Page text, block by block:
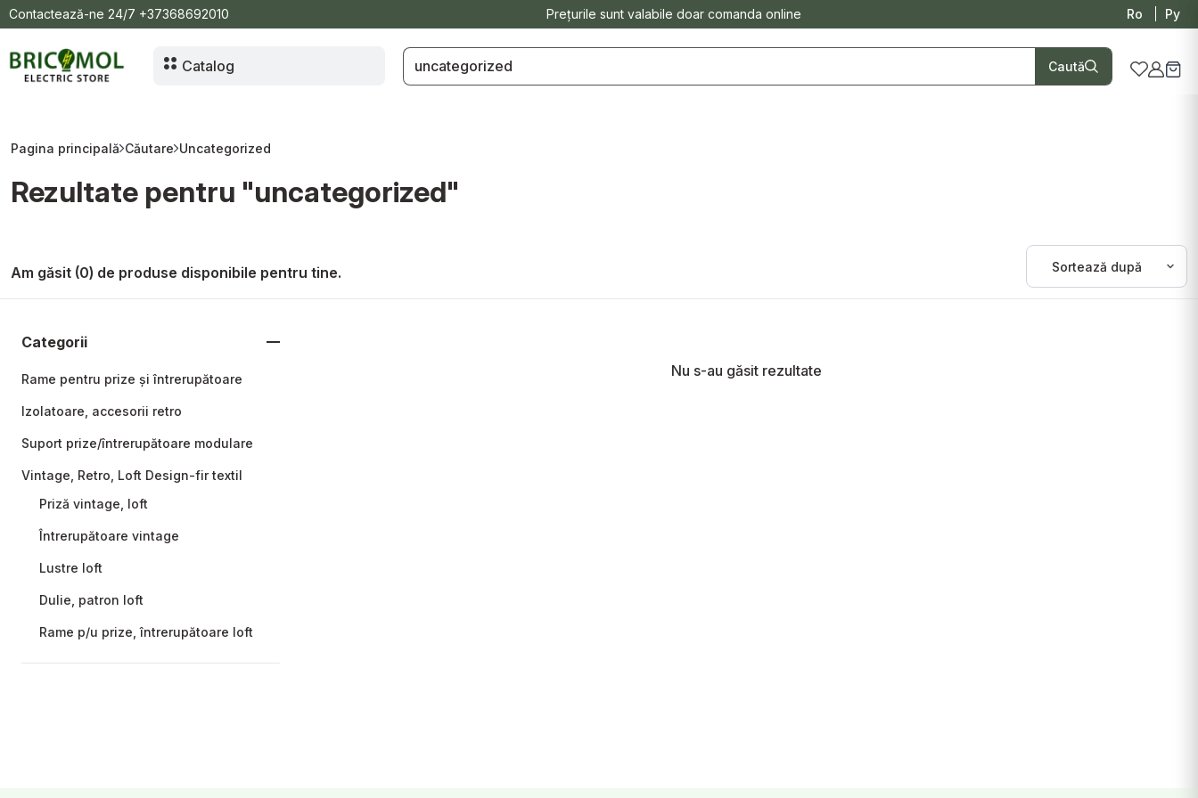
Contactează-ne 24/7 +37368692010 Prețurile sunt valabile doar comanda online Ro Ру
Catalog Caută
Pagina principală Căutare Uncategorized
Rezultate pentru "uncategorized"
Am găsit (0) de produse disponibile pentru tine.
Categorii
Rame pentru prize și întrerupătoare
Izolatoare, accesorii retro
Suport prize/întrerupătoare modulare
Vintage, Retro, Loft Design-fir textil
Priză vintage, loft
Întrerupătoare vintage
Lustre loft
Dulie, patron loft
Rame p/u prize, întrerupătoare loft
Prize, întrerupătoare, rame Premium,
Nu s-au găsit rezultate